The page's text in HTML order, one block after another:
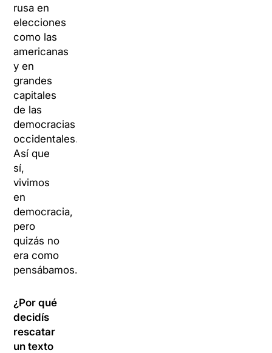
rusa en
elecciones
como las
americanas
y en
grandes
capitales
de las
democracias
occidentales.
Así que
sí,
vivimos
en
democracia,
pero
quizás no
era como
pensábamos.
¿Por qué
decidís
rescatar
un texto